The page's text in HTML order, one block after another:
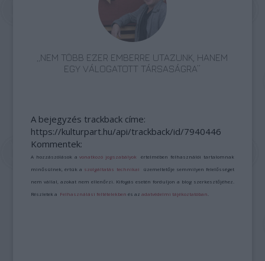
„NEM TÖBB EZER EMBERRE UTAZUNK, HANEM
EGY VÁLOGATOTT TÁRSASÁGRA”
A bejegyzés trackback címe:
https://kulturpart.hu/api/trackback/id/7940446
Kommentek:
A hozzászólások avonatkozó jogszabályok értelmében felhasználói tartalomnak
minősülnek, értük a szolgáltatás technikai üzemeltetője semmilyen felelősséget
nem vállal, azokat nem ellenőrzi. Kifogás esetén forduljon a blog szerkesztőjéhez.
Részletek a Felhasználási feltételekben és azadatvédelmi tájékoztatóban